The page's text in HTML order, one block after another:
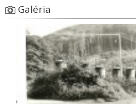
Galéria